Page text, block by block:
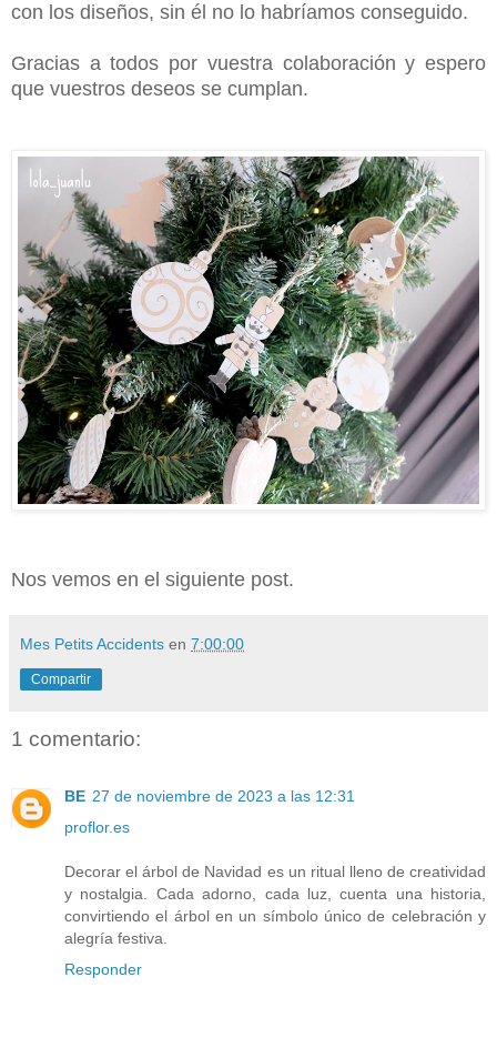
con los diseños, sin él no lo habríamos conseguido.
Gracias a todos por vuestra colaboración y espero
que vuestros deseos se cumplan.
Nos vemos en el siguiente post.
Mes Petits Accidents en 7:00:00
Compartir
1 comentario:
BE 27 de noviembre de 2023 a las 12:31
proflor.es
Decorar el árbol de Navidad es un ritual lleno de creatividad
y nostalgia. Cada adorno, cada luz, cuenta una historia,
convirtiendo el árbol en un símbolo único de celebración y
alegría festiva.
Responder